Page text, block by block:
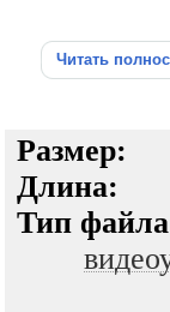
Читать
Тип